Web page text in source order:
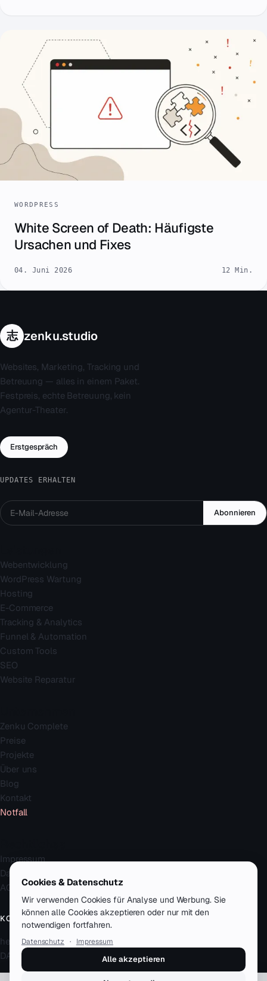
WORDPRESS
White Screen of Death: Häufigste
Ursachen und Fixes
04. Juni 2026 12 Min.
志 zenku.studio
Websites, Marketing, Tracking und
Betreuung — alles in einem Paket.
Festpreis, echte Betreuung, kein
Agentur-Theater.
Erstgespräch
UPDATES ERHALTEN
Abonnieren
Webentwicklung
WordPress Wartung
Hosting
E-Commerce
Tracking & Analytics
Funnel & Automation
Custom Tools
SEO
Website Reparatur
Zenku Complete
Preise
Projekte
Über uns
Blog
Kontakt
Notfall
Impressum
Datenschutz
AGB
KONTAKT
hello@zenku.studio
DACH · remote-first
Cookies & Datenschutz
Wir verwenden Cookies für Analyse und Werbung. Sie
können alle Cookies akzeptieren oder nur mit den
notwendigen fortfahren.
Datenschutz · Impressum
Alle akzeptieren